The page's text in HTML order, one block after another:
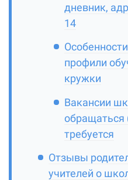
дневник,
14
профили
кружки
Вакансии
обращаться
требуется
Отзывы
учителей о